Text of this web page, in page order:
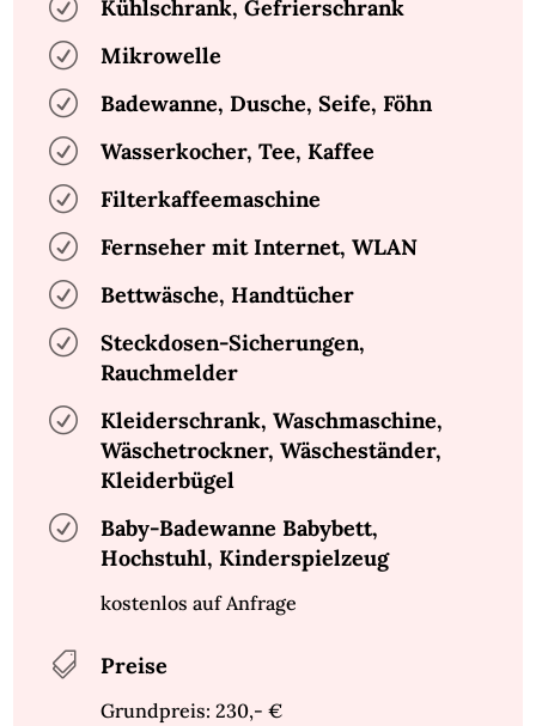
R Kühlschrank, Gefrierschrank
R Mikrowelle
R Badewanne, Dusche, Seife, Föhn
R Wasserkocher, Tee, Kaffee
R Filterkaffeemaschine
R Fernseher mit Internet, WLAN
R Bettwäsche, Handtücher
R
Steckdosen-Sicherungen,
Rauchmelder
R
Kleiderschrank, Waschmaschine,
Wäschetrockner, Wäscheständer,
Kleiderbügel
R
Baby-Badewanne Babybett,
Hochstuhl, Kinderspielzeug
kostenlos auf Anfrage
 Preise
Grundpreis: 230,- €